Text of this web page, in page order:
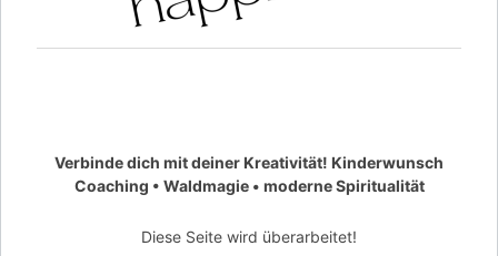
Verbinde dich mit deiner Kreativität! Kinderwunsch
Coaching • Waldmagie • moderne Spiritualität
Diese Seite wird überarbeitet!